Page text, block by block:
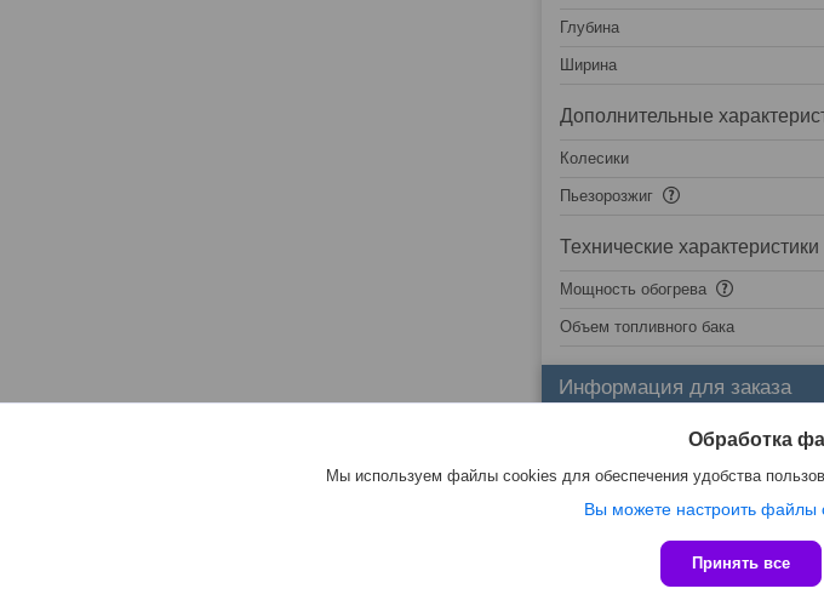
Глубина
Ширина
Дополнительные
Колесики
Пьезорозжиг
Технические характеристики
Мощность обогрева
Объем топливного бака
Информация для заказа
Сайт создан на
Политика
Обработка
Мы используем файлы cookies для обеспечения удобства
Вы можете настроить файлы
Принять все